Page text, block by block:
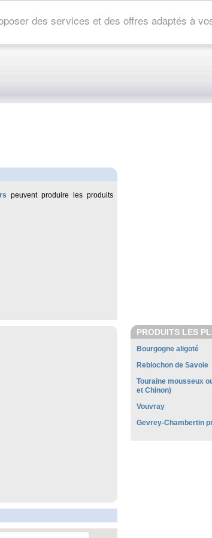
des services et des offres adaptés à
peuvent produire les produits
PRODUITS LES
Bourgogne aligoté
Reblochon de Savoie
Touraine mousseux
et Chinon)
Vouvray
Gevrey-Chambertin